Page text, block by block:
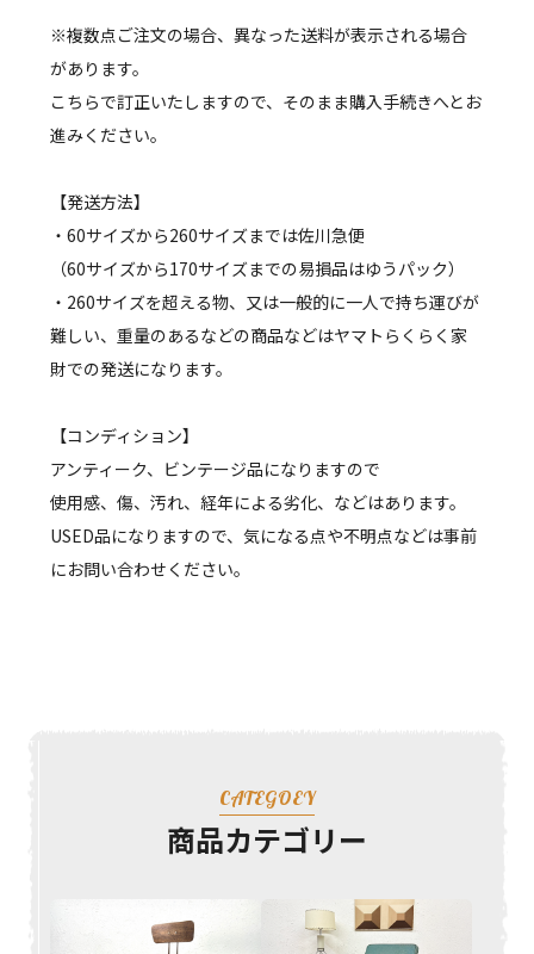
※複数点ご注文の場合、異なった送料が表示される場合
があります。
こちらで訂正いたしますので、そのまま購入手続きへとお
進みください。
【発送方法】
・60サイズから260サイズまでは佐川急便
（60サイズから170サイズまでの易損品はゆうパック）
・260サイズを超える物、又は一般的に一人で持ち運びが
難しい、重量のあるなどの商品などはヤマトらくらく家
財での発送になります。
【コンディション】
アンティーク、ビンテージ品になりますので
使用感、傷、汚れ、経年による劣化、などはあります。
USED品になりますので、気になる点や不明点などは事前
にお問い合わせください。
CATEGOEY
商品カテゴリー